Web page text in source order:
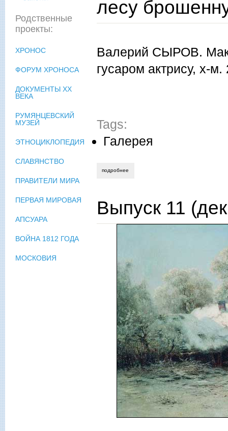
лесу
Валерий СЫРОВ.
гусаром актрису, х-м.
Tags:
Галерея
подробнее
Выпуск 11
Родственные
проекты:
ХРОНОС
ФОРУМ ХРОНОСА
ДОКУМЕНТЫ XX
ВЕКА
РУМЯНЦЕВСКИЙ
МУЗЕЙ
ЭТНОЦИКЛОПЕДИЯ
СЛАВЯНСТВО
ПРАВИТЕЛИ МИРА
ПЕРВАЯ МИРОВАЯ
АПСУАРА
ВОЙНА 1812 ГОДА
МОСКОВИЯ